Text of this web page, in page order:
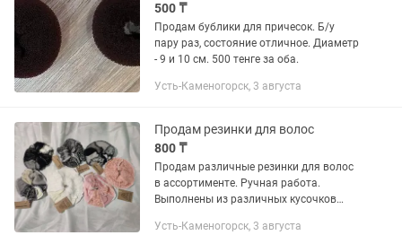
500 ₸
Продам бублики для причесок. Б/у
пару раз, состояние отличное. Диаметр
- 9 и 10 см. 500 тенге за оба.
Усть-Каменогорск, 3 августа
Продам резинки для волос
800 ₸
Продам различные резинки для волос
в ассортименте. Ручная работа.
Выполнены из различных кусочков
необычно, в единственном экземпляре.
Усть-Каменогорск, 3 августа